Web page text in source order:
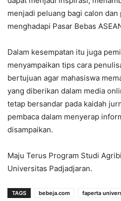
menjadi peluang bagi calon
menghadapi Pasar Bebas
Dalam kesempatan itu juga
menyampaikan tips cara
bertujuan agar mahasiswa
yang diberikan dalam media
tetap bersandar pada kaidah
pembaca dalam menyerap
disampaikan.
Maju Terus Program Studi
Universitas Padjadjaran.
TAGS bebeja.com faperta